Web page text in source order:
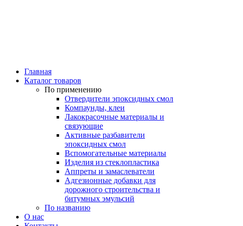
Главная
Каталог товаров
По применению
Отвердители эпоксидных смол
Компаунды, клеи
Лакокрасочные материалы и
связующие
Активные разбавители
эпоксидных смол
Вспомогательные материалы
Изделия из стеклопластика
Аппреты и замаслеватели
Адгезионные добавки для
дорожного строительства и
битумных эмульсий
По названию
О нас